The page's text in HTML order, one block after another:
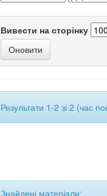
Вивести на сторінку
Результати 1-2 зі 2 (час
Знайдені матеріали: